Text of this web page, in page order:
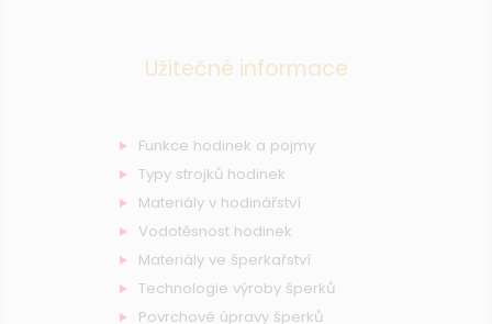
Užitečné informace
Funkce hodinek a pojmy
Typy strojků hodinek
Materiály v hodinářství
Vodotěsnost hodinek
Materiály ve šperkařství
Technologie výroby šperků
Povrchové úpravy šperků